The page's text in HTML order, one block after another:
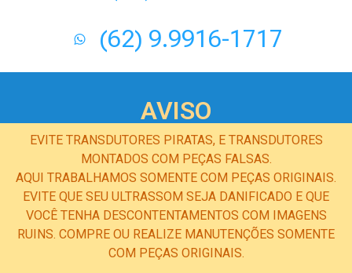
(62) 9.9916-1717
AVISO
EVITE TRANSDUTORES PIRATAS, E TRANSDUTORES
MONTADOS COM PEÇAS FALSAS.
AQUI TRABALHAMOS SOMENTE COM PEÇAS ORIGINAIS.
EVITE QUE SEU ULTRASSOM SEJA DANIFICADO E QUE
VOCÊ TENHA DESCONTENTAMENTOS COM IMAGENS
RUINS. COMPRE OU REALIZE MANUTENÇÕES SOMENTE
COM PEÇAS ORIGINAIS.